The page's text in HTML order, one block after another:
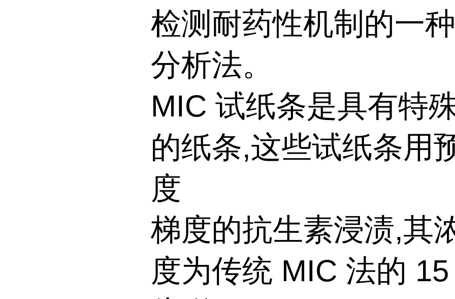
检测耐药性机制的一
分析法。
MIC 试纸条是具有特
的纸条,这些试纸条用
度
梯度的抗生素浸渍,其
度为传统 MIC 法的